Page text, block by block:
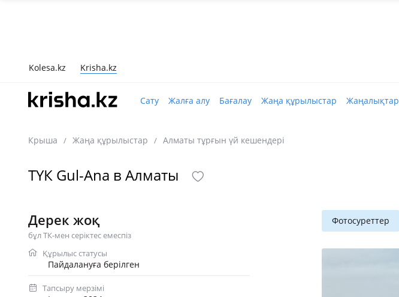
Kolesa.kz Krisha.kz
Сату Жалға алу Бағалау Жаңа құрылыстар Жаңалықтар
Крыша / Жаңа құрылыстар / Алматы тұрғын үй кешендері
ТҮК Gul-Ana в Алматы
Дерек жоқ
бұл ТК-мен серіктес емеспіз
Құрылыс статусы
Пайдалануға берілген
Тапсыру мерзімі
Фотосуреттер